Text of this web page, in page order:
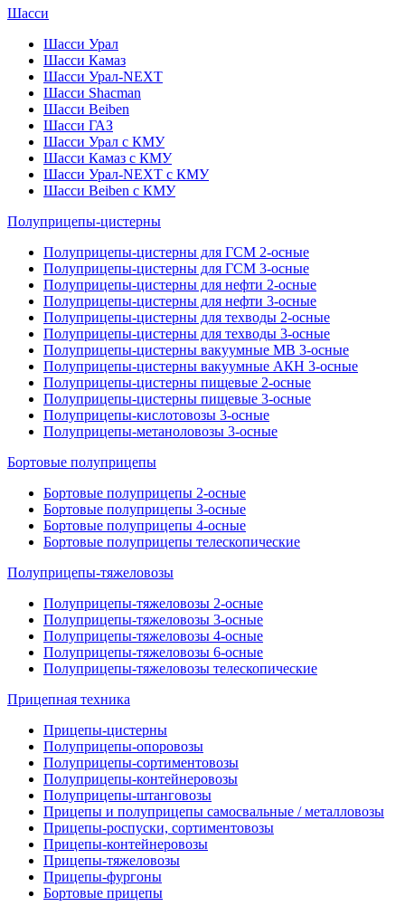
Шасси
Шасси Урал
Шасси Камаз
Шасси Урал-NEXT
Шасси Shacman
Шасси Beiben
Шасси ГАЗ
Шасси Урал с КМУ
Шасси Камаз с КМУ
Шасси Урал-NEXT с КМУ
Шасси Beiben с КМУ
Полуприцепы-цистерны
Полуприцепы-цистерны для ГСМ 2-осные
Полуприцепы-цистерны для ГСМ 3-осные
Полуприцепы-цистерны для нефти 2-осные
Полуприцепы-цистерны для нефти 3-осные
Полуприцепы-цистерны для техводы 2-осные
Полуприцепы-цистерны для техводы 3-осные
Полуприцепы-цистерны вакуумные МВ 3-осные
Полуприцепы-цистерны вакуумные АКН 3-осные
Полуприцепы-цистерны пищевые 2-осные
Полуприцепы-цистерны пищевые 3-осные
Полуприцепы-кислотовозы 3-осные
Полуприцепы-метаноловозы 3-осные
Бортовые полуприцепы
Бортовые полуприцепы 2-осные
Бортовые полуприцепы 3-осные
Бортовые полуприцепы 4-осные
Бортовые полуприцепы телескопические
Полуприцепы-тяжеловозы
Полуприцепы-тяжеловозы 2-осные
Полуприцепы-тяжеловозы 3-осные
Полуприцепы-тяжеловозы 4-осные
Полуприцепы-тяжеловозы 6-осные
Полуприцепы-тяжеловозы телескопические
Прицепная техника
Прицепы-цистерны
Полуприцепы-опоровозы
Полуприцепы-сортиментовозы
Полуприцепы-контейнеровозы
Полуприцепы-штанговозы
Прицепы и полуприцепы самосвальные / металловозы
Прицепы-роспуски, сортиментовозы
Прицепы-контейнеровозы
Прицепы-тяжеловозы
Прицепы-фургоны
Бортовые прицепы